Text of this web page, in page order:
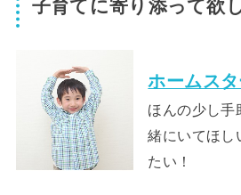
子育てに寄り添って欲
ホームスタ
ほんの少し手
緒にいてほし
たい！